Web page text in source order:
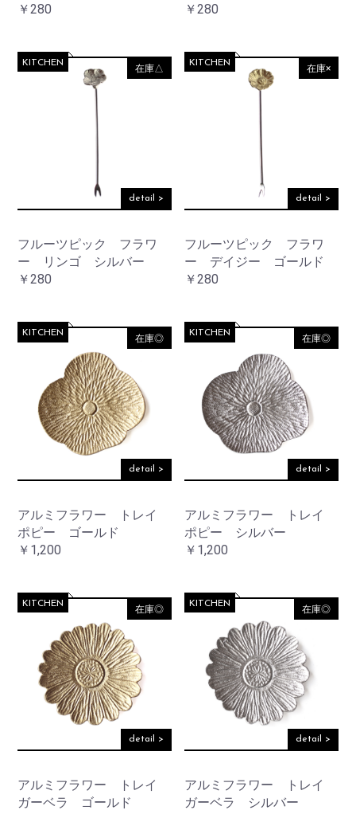
￥280 ￥280
在庫△
detail >
フルーツピック フラワ
ー リンゴ シルバー
KITCHEN
￥280
在庫×
detail >
フルーツピック フラワ
ー デイジー ゴールド
KITCHEN
￥280
在庫◎
detail >
アルミフラワー トレイ
ポピー ゴールド
KITCHEN
￥1,200
在庫◎
detail >
アルミフラワー トレイ
ポピー シルバー
KITCHEN
￥1,200
在庫◎
detail >
アルミフラワー トレイ
ガーベラ ゴールド
KITCHEN 在庫◎
detail >
アルミフラワー トレイ
ガーベラ シルバー
KITCHEN